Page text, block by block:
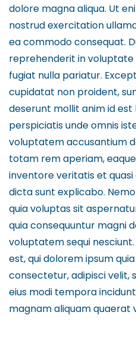
dolore magna aliqua. Ut
nostrud exercitation
ea commodo consequat.
reprehenderit in voluptate
fugiat nulla pariatur.
cupidatat non proident,
deserunt mollit anim id est
perspiciatis unde omnis
voluptatem accusantium
totam rem aperiam,
inventore veritatis et
dicta sunt explicabo.
quia voluptas sit
quia consequuntur magni
voluptatem sequi
est, qui dolorem ipsum
consectetur, adipisci velit,
eius modi tempora
magnam aliquam quaerat